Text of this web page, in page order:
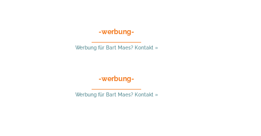
-werbung-
Werbung für Bart Maes? Kontakt »
-werbung-
Werbung für Bart Maes? Kontakt »